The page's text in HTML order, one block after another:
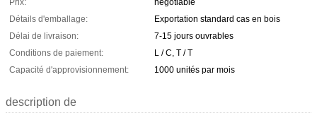
Prix:
negotiable
Détails d'emballage:
Exportation standard cas en bois
Délai de livraison:
7-15 jours ouvrables
Conditions de paiement:
L / C, T / T
Capacité d'approvisionnement:
1000 unités par mois
description de